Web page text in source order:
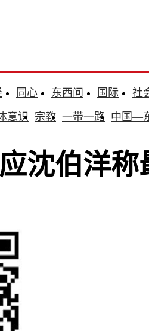
同心 东西问 国际
社
意识 宗教 一带一路 中国—
沈伯洋